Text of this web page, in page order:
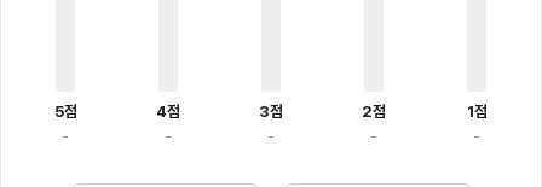
5점
-
4점
-
3점
-
2점
-
1점
-